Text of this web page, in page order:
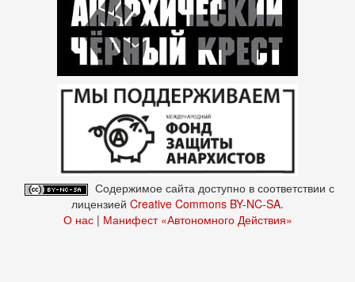
Содержимое сайта доступно в соответствии с
лицензией Creative Commons BY-NC-SA.
О нас| Манифест «Автономного Действия»